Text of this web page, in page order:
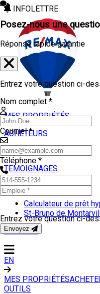
INFOLETTRE
MES PROPRIÉTÉS
ACHETEURS
VENDEURS
TEMOIGNAGES
OUTILS
Calculateur de prêt
St-Bruno de
CONTACT
EN
MES PROPRIÉTÉS
OUTILS
Posez-nous une
Réponse rapide garantie
Entrez votre question ci-
Nom complet *
Courriel *
Téléphone *
Entrez votre question ci-
Envoyez